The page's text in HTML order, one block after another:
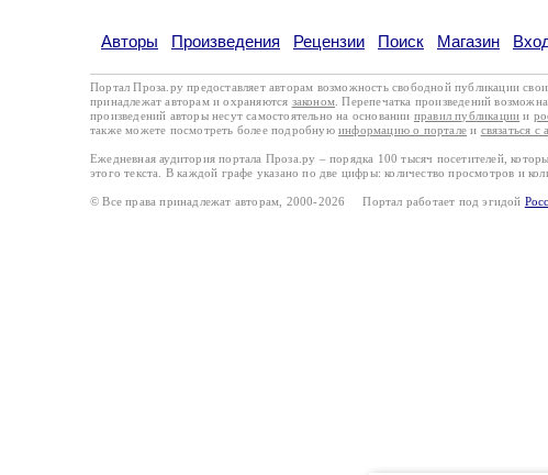
Авторы Произведения Рецензии Поиск Магазин
Портал Проза.ру предоставляет авторам возможность свободной публикации
принадлежат авторам и охраняются законом . Перепечатка произведений
произведений авторы несут самостоятельно на основании правил публикации и
также можете посмотреть более подробную информацию о портале и связаться
Ежедневная аудитория портала Проза.ру – порядка 100 тысяч посетителей,
этого текста. В каждой графе указано по две цифры: количество просмотров и
© Все права принадлежат авторам, 2000-2026 Портал работает под эгидой